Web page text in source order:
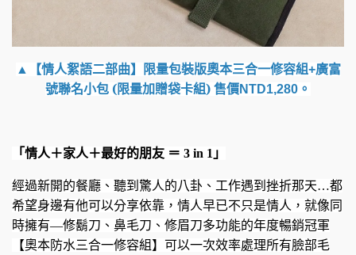
▲【情人絮語二部曲】 限量包裝版奧本三合一修容組+廣富
號聯名小包 (限量加贈袋卡組) 售價NTD1,280 。
「情人＋家人＋最好的朋友 ＝ 3 in 1 」
經過新開的餐廳、聽到驚人的八卦、工作遇到挫折那天…都
希望身邊有他可以分享依靠，情人早已不只是情人，就像同
時擁有—修鬍刀、鼻毛刀、修眉刀多功能的年度暢銷冠軍
【奧本防水三合一修容組】可以一次效率處理所有臉部毛